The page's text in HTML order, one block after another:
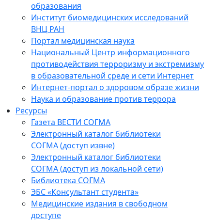
образования
Институт биомедицинских исследований
ВНЦ РАН
Портал медицинская наука
Национальный Центр информационного
противодействия терроризму и экстремизму
в образовательной среде и сети Интернет
Интернет-портал о здоровом образе жизни
Наука и образование против террора
Ресурсы
Газета ВЕСТИ СОГМА
Электронный каталог библиотеки
СОГМА (доступ извне)
Электронный каталог библиотеки
СОГМА (доступ из локальной сети)
Библиотека СОГМА
ЭБС «Консультант студента»
Медицинские издания в свободном
доступе